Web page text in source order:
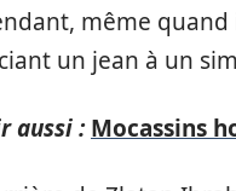
même quand
un jean à un
aussi : Mocassins